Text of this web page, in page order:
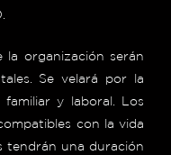
la organización serán
Se velará por la
y laboral. Los
con la vida
tendrán una duración